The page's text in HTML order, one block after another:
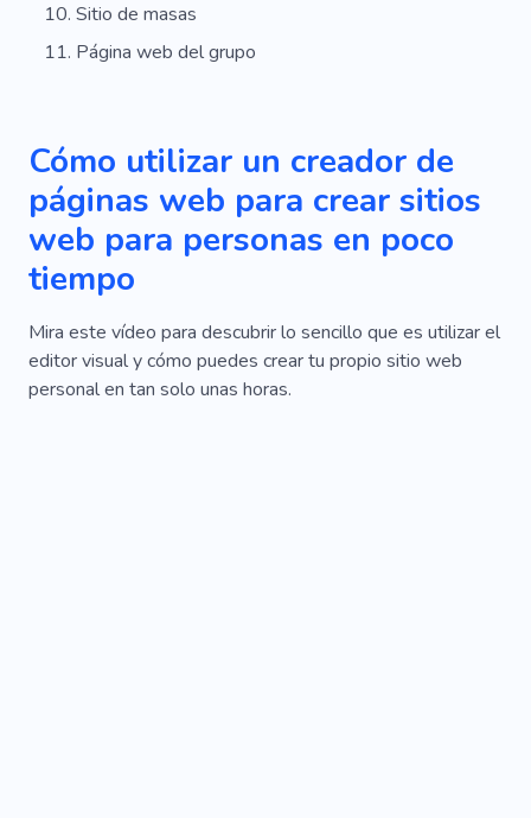
Sitio de masas
Página web del grupo
Cómo utilizar un creador de
páginas web para crear sitios
web para personas en poco
tiempo
Mira este vídeo para descubrir lo sencillo que es utilizar el
editor visual y cómo puedes crear tu propio sitio web
personal en tan solo unas horas.